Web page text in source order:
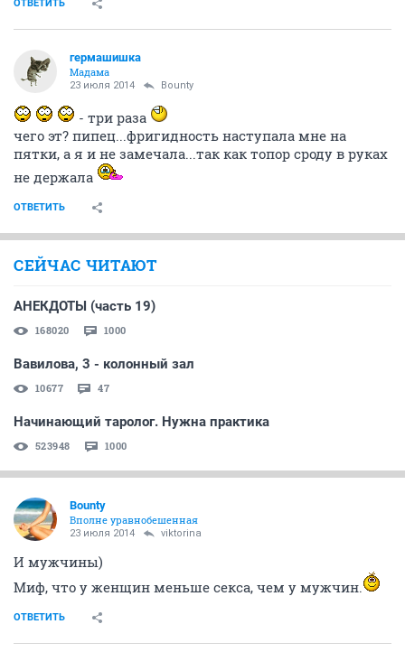
ОТВЕТИТЬ
гермашишка
Мадама
23 июля 2014 Bounty
- три раза
чего эт? пипец...фригидность наступала мне на
пятки, а я и не замечала...так как топор сроду в руках
не держала
ОТВЕТИТЬ
СЕЙЧАС ЧИТАЮТ
АНЕКДОТЫ (часть 19)
168020 1000
Вавилова, 3 - колонный зал
10677 47
Начинающий таролог. Нужна практика
523948 1000
Bounty
Вполне уравнобешенная
23 июля 2014 viktorina
И мужчины)
Миф, что у женщин меньше секса, чем у мужчин.
ОТВЕТИТЬ